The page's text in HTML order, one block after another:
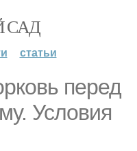
САД
статьи
перед
Условия